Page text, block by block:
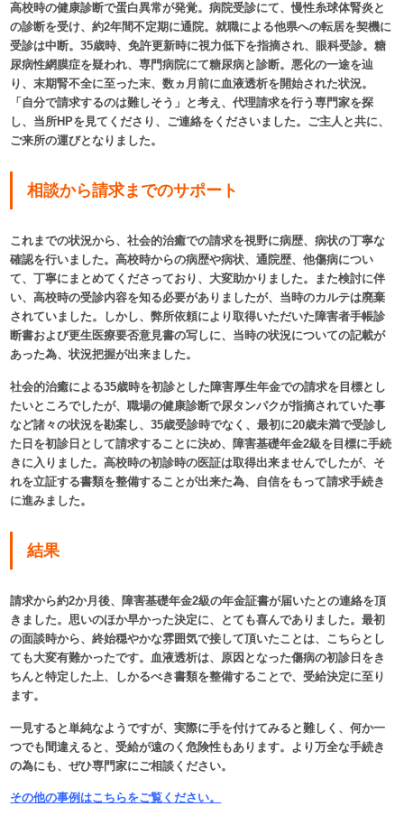
高校時の健康診断で蛋白異常が発覚。病院受診にて、慢性糸球体腎炎と
の診断を受け、約2年間不定期に通院。就職による他県への転居を契機に
受診は中断。35歳時、免許更新時に視力低下を指摘され、眼科受診。糖
尿病性網膜症を疑われ、専門病院にて糖尿病と診断。悪化の一途を辿
り、末期腎不全に至った末、数ヵ月前に血液透析を開始された状況。
「自分で請求するのは難しそう」と考え、代理請求を行う専門家を探
し、当所HPを見てくださり、ご連絡をくださいました。ご主人と共に、
ご来所の運びとなりました。
相談から請求までのサポート
これまでの状況から、社会的治癒での請求を視野に病歴、病状の丁寧な
確認を行いました。高校時からの病歴や病状、通院歴、他傷病につい
て、丁寧にまとめてくださっており、大変助かりました。また検討に伴
い、高校時の受診内容を知る必要がありましたが、当時のカルテは廃棄
されていました。しかし、弊所依頼により取得いただいた障害者手帳診
断書および更生医療要否意見書の写しに、当時の状況についての記載が
あった為、状況把握が出来ました。
社会的治癒による35歳時を初診とした障害厚生年金での請求を目標とし
たいところでしたが、職場の健康診断で尿タンパクが指摘されていた事
など諸々の状況を勘案し、35歳受診時でなく、最初に20歳未満で受診し
た日を初診日として請求することに決め、障害基礎年金2級を目標に手続
きに入りました。高校時の初診時の医証は取得出来ませんでしたが、そ
れを立証する書類を整備することが出来た為、自信をもって請求手続き
に進みました。
結果
請求から約2か月後、障害基礎年金2級の年金証書が届いたとの連絡を頂
きました。思いのほか早かった決定に、とても喜んでありました。最初
の面談時から、終始穏やかな雰囲気で接して頂いたことは、こちらとし
ても大変有難かったです。血液透析は、原因となった傷病の初診日をき
ちんと特定した上、しかるべき書類を整備することで、受給決定に至り
ます。
一見すると単純なようですが、実際に手を付けてみると難しく、何か一
つでも間違えると、受給が遠のく危険性もあります。より万全な手続き
の為にも、ぜひ専門家にご相談ください。
その他の事例はこちらをご覧ください。